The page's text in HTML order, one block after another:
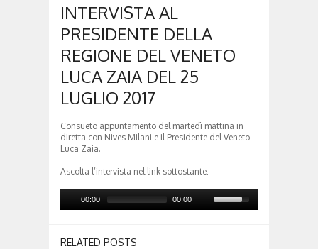
INTERVISTA AL
PRESIDENTE DELLA
REGIONE DEL VENETO
LUCA ZAIA DEL 25
LUGLIO 2017
Consueto appuntamento del martedì mattina in
diretta con Nives Milani e il Presidente del Veneto
Luca Zaia.
Ascolta l’intervista nel link sottostante:
00:00 00:00
RELATED POSTS